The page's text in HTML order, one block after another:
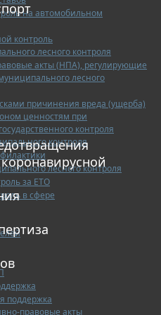
на автомобильном
контроль
лесного контроля
акты (НПА), регулирующие
лесного
причинения вреда (ущерба)
ценностям при
контроля
контроля
лесного контроля
за ЕТО
в сфере
поддержка
правовые акты